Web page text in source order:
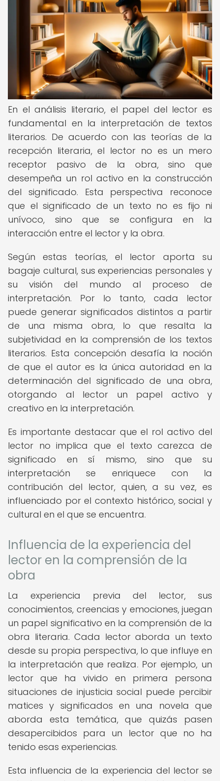
En el análisis literario, el papel del lector es
fundamental en la interpretación de textos
literarios. De acuerdo con las teorías de la
recepción literaria, el lector no es un mero
receptor pasivo de la obra, sino que
desempeña un rol activo en la construcción
del significado. Esta perspectiva reconoce
que el significado de un texto no es fijo ni
unívoco, sino que se configura en la
interacción entre el lector y la obra.
Según estas teorías, el lector aporta su
bagaje cultural, sus experiencias personales y
su visión del mundo al proceso de
interpretación. Por lo tanto, cada lector
puede generar significados distintos a partir
de una misma obra, lo que resalta la
subjetividad en la comprensión de los textos
literarios. Esta concepción desafía la noción
de que el autor es la única autoridad en la
determinación del significado de una obra,
otorgando al lector un papel activo y
creativo en la interpretación.
Es importante destacar que el rol activo del
lector no implica que el texto carezca de
significado en sí mismo, sino que su
interpretación se enriquece con la
contribución del lector, quien, a su vez, es
influenciado por el contexto histórico, social y
cultural en el que se encuentra.
Influencia de la experiencia del
lector en la comprensión de la
obra
La experiencia previa del lector, sus
conocimientos, creencias y emociones, juegan
un papel significativo en la comprensión de la
obra literaria. Cada lector aborda un texto
desde su propia perspectiva, lo que influye en
la interpretación que realiza. Por ejemplo, un
lector que ha vivido en primera persona
situaciones de injusticia social puede percibir
matices y significados en una novela que
aborda esta temática, que quizás pasen
desapercibidos para un lector que no ha
tenido esas experiencias.
Esta influencia de la experiencia del lector se